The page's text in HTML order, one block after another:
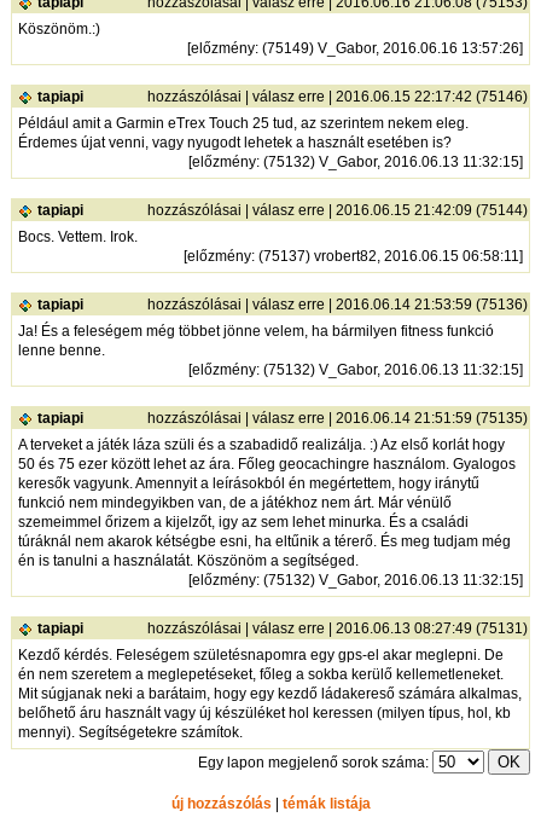
Köszönöm.:)
[előzmény: (75149) V_Gabor, 2016.06.16 13:57:26]
tapiapi hozzászólásai |válasz erre | 2016.06.15 22:17:42 (75146)
Például amit a Garmin eTrex Touch 25 tud, az szerintem nekem eleg.
Érdemes újat venni, vagy nyugodt lehetek a használt esetében is?
[előzmény: (75132) V_Gabor, 2016.06.13 11:32:15]
tapiapi hozzászólásai |válasz erre | 2016.06.15 21:42:09 (75144)
Bocs. Vettem. Irok.
[előzmény: (75137) vrobert82, 2016.06.15 06:58:11]
tapiapi hozzászólásai |válasz erre | 2016.06.14 21:53:59 (75136)
Ja! És a feleségem még többet jönne velem, ha bármilyen fitness funkció
lenne benne.
[előzmény: (75132) V_Gabor, 2016.06.13 11:32:15]
tapiapi hozzászólásai |válasz erre | 2016.06.14 21:51:59 (75135)
A terveket a játék láza szüli és a szabadidő realizálja. :) Az első korlát hogy
50 és 75 ezer között lehet az ára. Főleg geocachingre használom. Gyalogos
keresők vagyunk. Amennyit a leírásokból én megértettem, hogy iránytű
funkció nem mindegyikben van, de a játékhoz nem árt. Már vénülő
szemeimmel őrizem a kijelzőt, igy az sem lehet minurka. És a családi
túráknál nem akarok kétségbe esni, ha eltűnik a térerő. És meg tudjam még
én is tanulni a használatát. Köszönöm a segítséged.
[előzmény: (75132) V_Gabor, 2016.06.13 11:32:15]
tapiapi hozzászólásai |válasz erre | 2016.06.13 08:27:49 (75131)
Kezdő kérdés. Feleségem születésnapomra egy gps-el akar meglepni. De
én nem szeretem a meglepetéseket, főleg a sokba kerülő kellemetleneket.
Mit súgjanak neki a barátaim, hogy egy kezdő ládakereső számára alkalmas,
belőhető áru használt vagy új készüléket hol keressen (milyen típus, hol, kb
mennyi). Segítségetekre számítok.
Egy lapon megjelenő sorok száma:
új hozzászólás | témák listája